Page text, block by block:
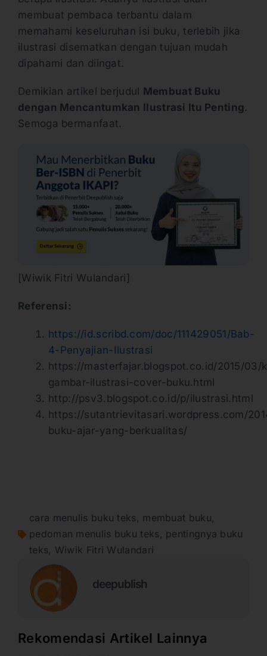
membuat pembaca terbantu dalam
memahami keseluruhan isi buku, terlebih jika
ilustrasi disematkan dengan tujuan mudah
dipahami dan diingat.
Demikian artikel berjudul
Membuat Buku
dengan Mencantumkan Ilustrasi Itu Penting .
Semoga bermanfaat.
[Wiwik Fitri Wulandari]
Referensi:
https://id.scribd.com/doc/111429051/Bab-
4-Penyajian-Ilustrasi
https://masterfajar.blogspot.co.id/2015/03/
gambar-ilustrasi-cover-buku.html
http://psv3.blogspot.co.id/p/ilustrasi.html
https://sutantrievitasari.wordpress.com/
buku-ajar-yang-berkualitas/
cara menulis buku teks , membuat buku,
pedoman menulis buku teks , pentingnya buku
teks, Wiwik Fitri Wulandari
deepublish
Rekomendasi Artikel Lainnya